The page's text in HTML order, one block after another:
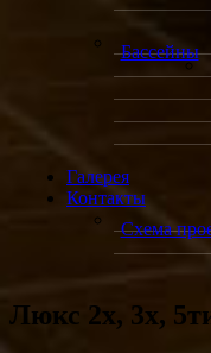
Бассейны
Галерея
Контакты
Схема
Люкс 2х, 3х,